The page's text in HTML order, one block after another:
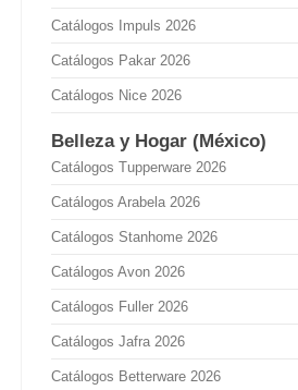
Catálogos Impuls 2026
Catálogos Pakar 2026
Catálogos Nice 2026
Belleza y Hogar (México)
Catálogos Tupperware 2026
Catálogos Arabela 2026
Catálogos Stanhome 2026
Catálogos Avon 2026
Catálogos Fuller 2026
Catálogos Jafra 2026
Catálogos Betterware 2026